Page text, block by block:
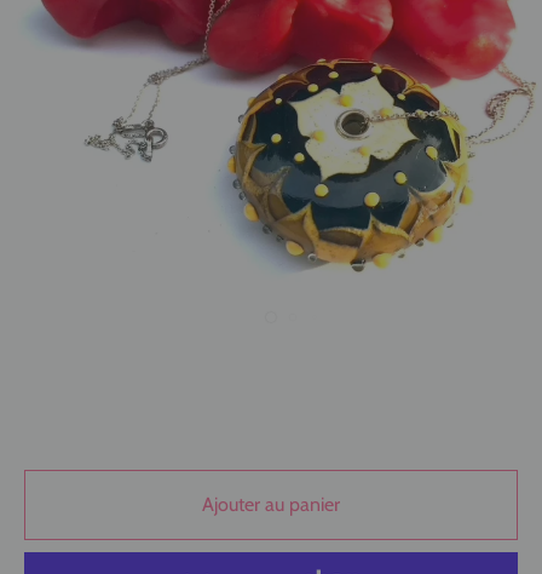
Ajouter au panier